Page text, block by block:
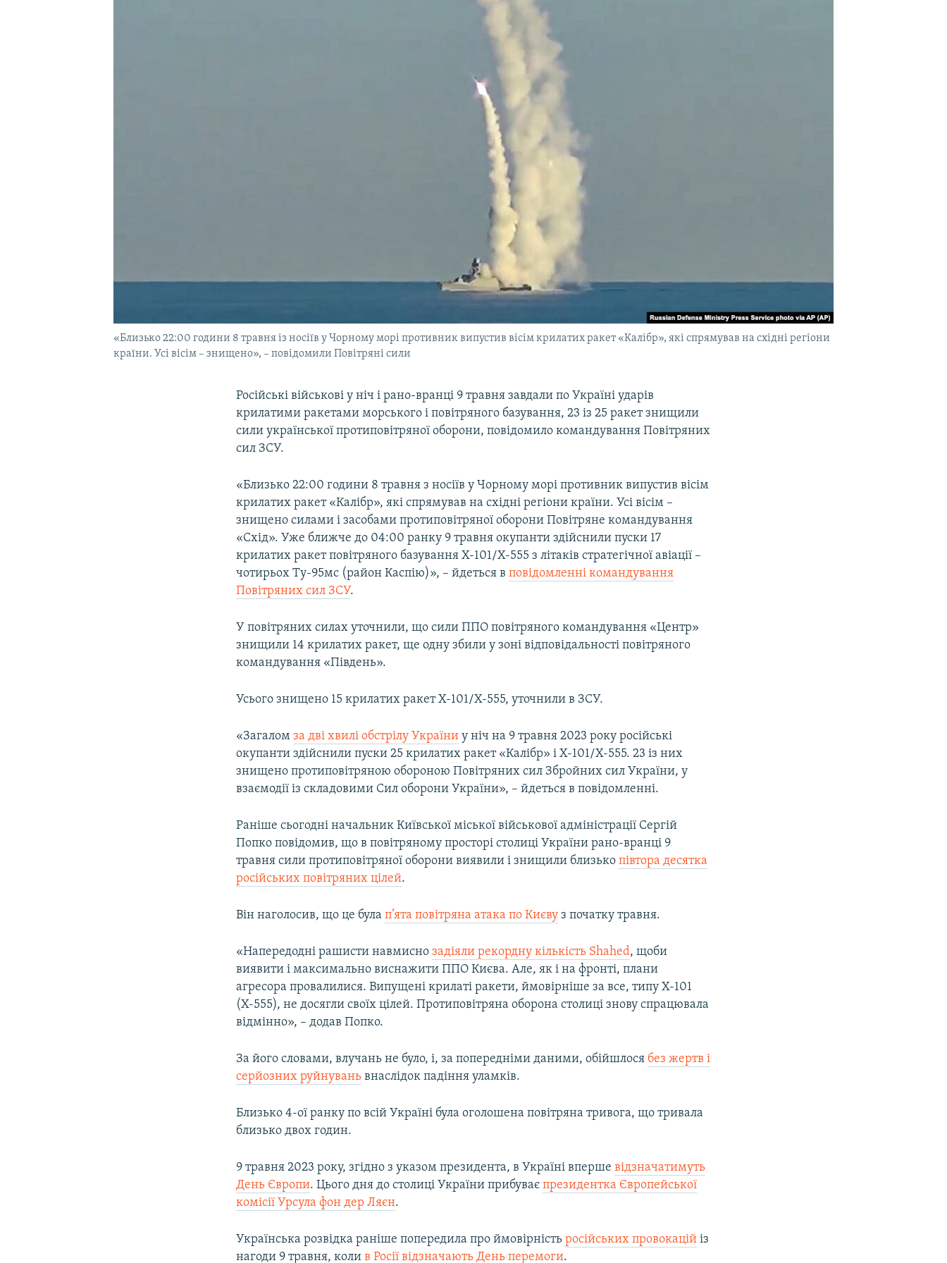
«Близько 22:00 години 8 травня із носіїв у Чорному морі противник випустив вісім крилатих ракет «Калібр», які спрямував на східні регіони
країни. Усі вісім – знищено», – повідомили Повітряні сили
Російські військові у ніч і рано-вранці 9 травня завдали по Україні ударів
крилатими ракетами морського і повітряного базування, 23 із 25 ракет знищили
сили української протиповітряної оборони, повідомило командування Повітряних
сил ЗСУ.
«Близько 22:00 години 8 травня з носіїв у Чорному морі противник випустив вісім
крилатих ракет «Калібр», які спрямував на східні регіони країни. Усі вісім –
знищено силами і засобами протиповітряної оборони Повітряне командування
«Схід». Уже ближче до 04:00 ранку 9 травня окупанти здійснили пуски 17
крилатих ракет повітряного базування Х-101/Х-555 з літаків стратегічної авіації –
чотирьох Ту-95мс (район Каспію)», – йдеться вповідомленні командування
Повітряних сил ЗСУ.
У повітряних силах уточнили, що сили ППО повітряного командування «Центр»
знищили 14 крилатих ракет, ще одну збили у зоні відповідальності повітряного
командування «Південь».
Усього знищено 15 крилатих ракет Х-101/Х-555, уточнили в ЗСУ.
«Загаломза дві хвилі обстрілу України у ніч на 9 травня 2023 року російські
окупанти здійснили пуски 25 крилатих ракет «Калібр» і Х-101/Х-555. 23 із них
знищено протиповітряною обороною Повітряних сил Збройних сил України, у
взаємодії із складовими Сил оборони України», – йдеться в повідомленні.
Раніше сьогодні начальник Київської міської військової адміністрації Сергій
Попко повідомив, що в повітряному просторі столиці України рано-вранці 9
травня сили протиповітряної оборони виявили і знищили близькопівтора десятка
російських повітряних цілей.
Він наголосив, що це булап’ята повітряна атака по Києву з початку травня.
«Напередодні рашисти навмиснозадіяли рекордну кількість Shahed, щоби
виявити і максимально виснажити ППО Києва. Але, як і на фронті, плани
агресора провалилися. Випущені крилаті ракети, ймовірніше за все, типу Х-101
(Х-555), не досягли своїх цілей. Протиповітряна оборона столиці знову спрацювала
відмінно», – додав Попко.
За його словами, влучань не було, і, за попередніми даними, обійшлося без жертв і
серйозних руйнувань внаслідок падіння уламків.
Близько 4-ої ранку по всій Україні була оголошена повітряна тривога, що тривала
близько двох годин.
9 травня 2023 року, згідно з указом президента, в Україні впершевідзначатимуть
День Європи. Цього дня до столиці України прибуваєпрезидентка Європейської
комісії Урсула фон дер Ляєн.
Українська розвідка раніше попередила про ймовірністьросійських провокацій із
нагоди 9 травня, колив Росії відзначають День перемоги.